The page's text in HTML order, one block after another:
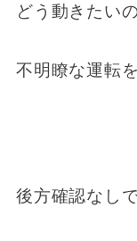
どう動きたい
不明瞭な運転を
後方確認なし